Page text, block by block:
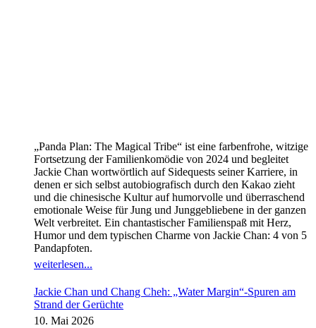
„Panda Plan: The Magical Tribe“ ist eine farbenfrohe, witzige
Fortsetzung der Familienkomödie von 2024 und begleitet
Jackie Chan wortwörtlich auf Sidequests seiner Karriere, in
denen er sich selbst autobiografisch durch den Kakao zieht
und die chinesische Kultur auf humorvolle und überraschend
emotionale Weise für Jung und Junggebliebene in der ganzen
Welt verbreitet. Ein chantastischer Familienspaß mit Herz,
Humor und dem typischen Charme von Jackie Chan: 4 von 5
Pandapfoten.
weiterlesen...
Jackie Chan und Chang Cheh: „Water Margin“-Spuren am
Strand der Gerüchte
10. Mai 2026